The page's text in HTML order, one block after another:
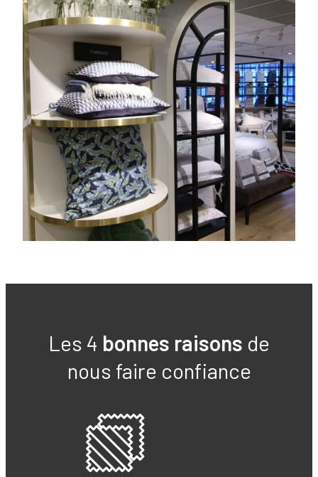
Les 4 bonnes raisons de
nous faire confiance